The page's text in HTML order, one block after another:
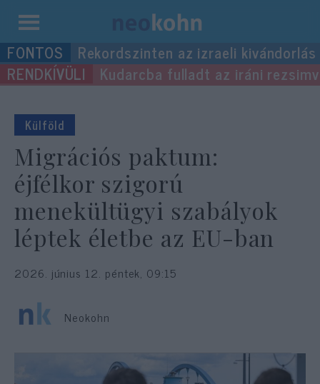
Kilépés
a
tartalomba
Rekordszinten az izraeli kivándorlás
Kudarcba fulladt az iráni
Külföld
Migrációs paktum:
éjfélkor szigorú
menekültügyi szabályok
léptek életbe az EU-ban
2026. június 12. péntek, 09:15
Neokohn